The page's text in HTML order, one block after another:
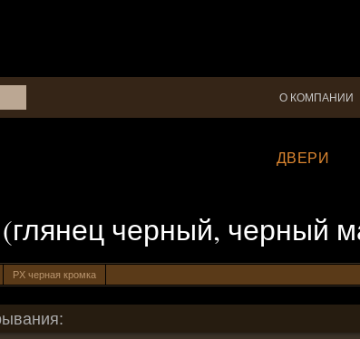
О КОМПАНИИ
ДВЕРИ
черный, черный
PX черная кромка